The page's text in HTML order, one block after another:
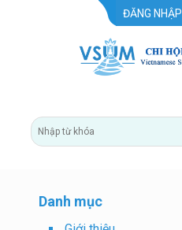
ĐĂNG NHẬP
Danh mục